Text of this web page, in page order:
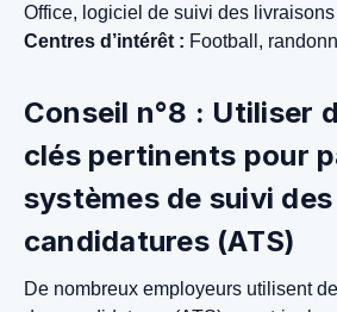
Office, logiciel de suivi des livraisons
Centres d’intérêt : Football,
Conseil n°8 : Utiliser
clés pertinents pour
systèmes de suivi des
candidatures (ATS)
De nombreux employeurs utilisent